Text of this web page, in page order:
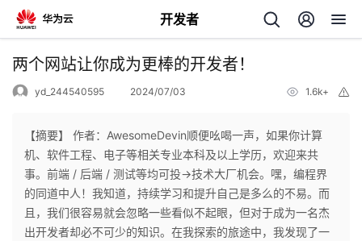
开发者
返
个
人
我
两个网站让你成为更棒的开发者！
yd_244540595 2024/07/03 1.6k+
【摘要】 作者：AwesomeDevin顺便吆喝一声，如果你计算
机、软件工程、电子等相关专业本科及以上学历，欢迎来共
事。前端 / 后端 / 测试等均可投→技术大厂机会。嘿，编程界
的同道中人！我知道，持续学习和提升自己是多么的不易。而
且，我们很容易就会忽略一些看似不起眼，但对于成为一名杰
出开发者却必不可少的知识。在我探索的旅途中，我发现了一